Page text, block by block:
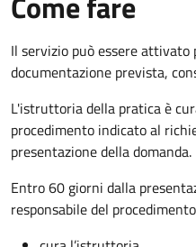
Il servizio può essere
documentazione prevista,
L'istruttoria della pratica è
procedimento indicato al
presentazione della domanda.
Entro 60 giorni dalla
responsabile del